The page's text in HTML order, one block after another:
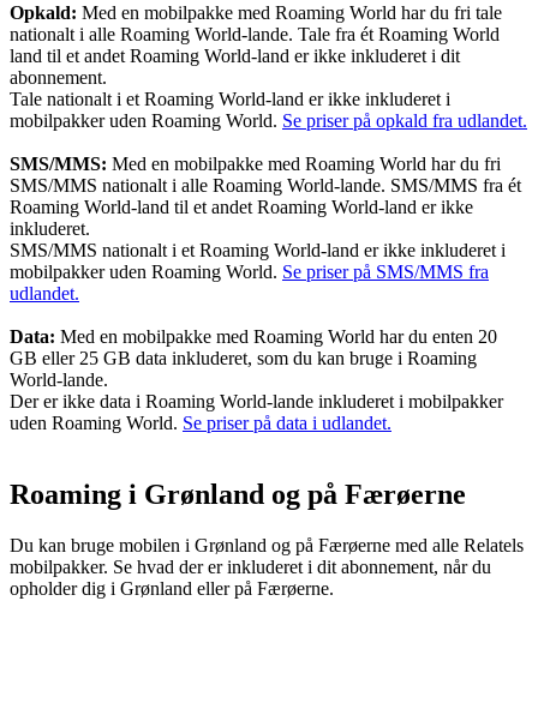
Opkald: Med en mobilpakke med Roaming World har du fri tale
nationalt i alle Roaming World-lande. Tale fra ét Roaming World
land til et andet Roaming World-land er ikke inkluderet i dit
abonnement.
Tale nationalt i et Roaming World-land er ikke inkluderet i
mobilpakker uden Roaming World. Se priser på opkald fra udlandet.
SMS/MMS: Med en mobilpakke med Roaming World har du fri
SMS/MMS nationalt i alle Roaming World-lande. SMS/MMS fra ét
Roaming World-land til et andet Roaming World-land er ikke
inkluderet.
SMS/MMS nationalt i et Roaming World-land er ikke inkluderet i
mobilpakker uden Roaming World. Se priser på SMS/MMS fra
udlandet.
Data: Med en mobilpakke med Roaming World har du enten 20
GB eller 25 GB data inkluderet, som du kan bruge i Roaming
World-lande.
Der er ikke data i Roaming World-lande inkluderet i mobilpakker
uden Roaming World. Se priser på data i udlandet.
Roaming i Grønland og på Færøerne
Du kan bruge mobilen i Grønland og på Færøerne med alle Relatels
mobilpakker. Se hvad der er inkluderet i dit abonnement, når du
opholder dig i Grønland eller på Færøerne.